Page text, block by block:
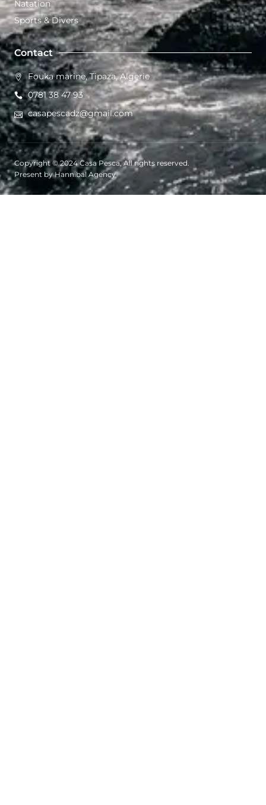
Natation
Sports & Divers
Contact
Fouka marine, Tipaza, Algerie
0781 38 47 93
casapescadz@gmail.com
Copyright © 2024 Casa Pesca, All rights reserved.
Present by Hannibal Agency